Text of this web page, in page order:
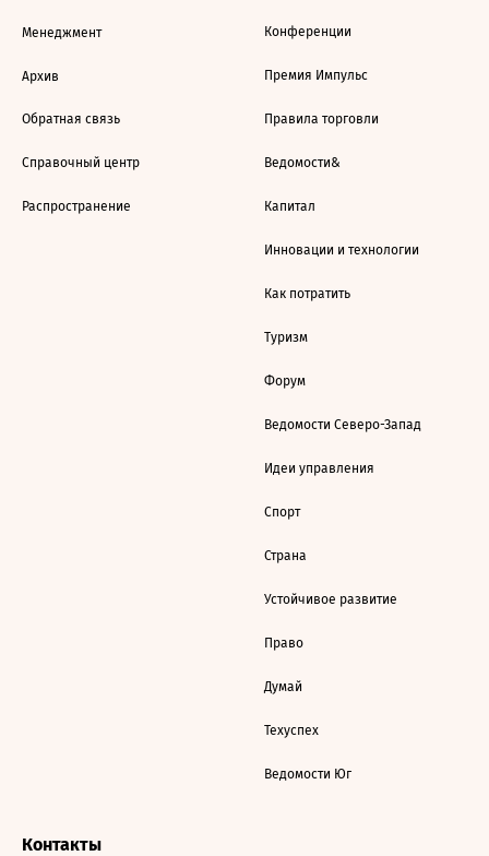
Менеджмент
Архив
Обратная связь
Справочный центр
Распространение
Конференции
Премия Импульс
Правила торговли
Ведомости&
Капитал
Инновации и технологии
Как потратить
Туризм
Форум
Ведомости Северо-Запад
Идеи управления
Спорт
Страна
Устойчивое развитие
Право
Думай
Техуспех
Ведомости Юг
Контакты